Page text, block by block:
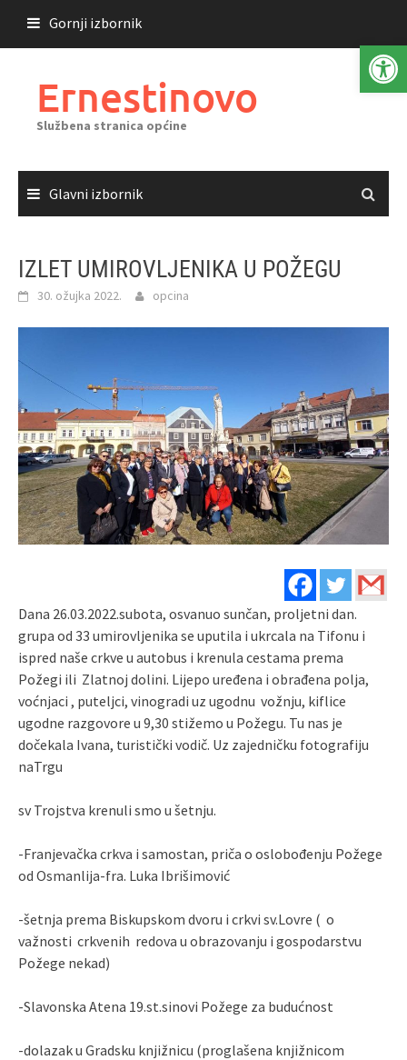
sadržaja
Gornji izbornik
Ernestinovo
Službena stranica općine
Glavni izbornik
IZLET UMIROVLJENIKA U POŽEGU
30. ožujka 2022. opcina
Dana 26.03.2022.subota, osvanuo sunčan, proljetni dan.
grupa od 33 umirovljenika se uputila i ukrcala na Tifonu i
ispred naše crkve u autobus i krenula cestama prema
Požegi ili Zlatnoj dolini. Lijepo uređena i obrađena polja,
voćnjaci , puteljci, vinogradi uz ugodnu vožnju, kiflice
ugodne razgovore u 9,30 stižemo u Požegu. Tu nas je
dočekala Ivana, turistički vodič. Uz zajedničku fotografiju
naTrgu
sv Trojstva krenuli smo u šetnju.
-Franjevačka crkva i samostan, priča o oslobođenju Požege
od Osmanlija-fra. Luka Ibrišimović
-šetnja prema Biskupskom dvoru i crkvi sv.Lovre ( o
važnosti crkvenih redova u obrazovanju i gospodarstvu
Požege nekad)
-Slavonska Atena 19.st.sinovi Požege za budućnost
-dolazak u Gradsku knjižnicu (proglašena knjižnicom